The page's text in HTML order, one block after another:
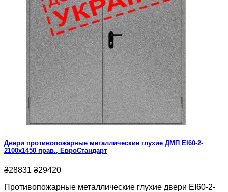
Двери противопожарные металлические глухие ДМП ЕІ60-2-
2100x1450 прав., ЕвроСтандарт
₴28831 ₴29420
Противопожарные металлические глухие двери ЕІ60-2-